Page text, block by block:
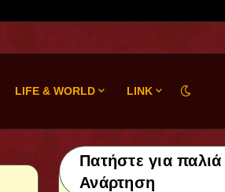
LIFE & WORLD LINK
Πατήστε για παλιά
Ανάρτηση